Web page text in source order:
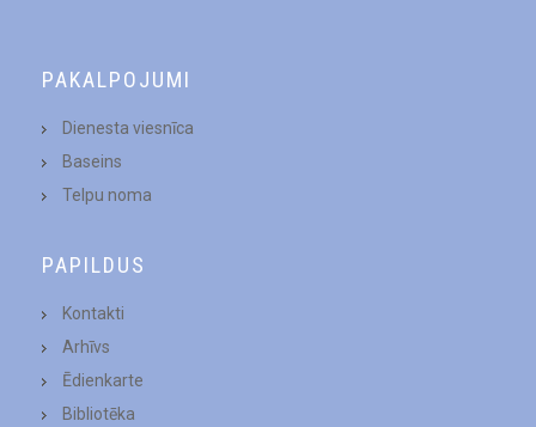
PAKALPOJUMI
Dienesta viesnīca
Baseins
Telpu noma
PAPILDUS
Kontakti
Arhīvs
Ēdienkarte
Bibliotēka